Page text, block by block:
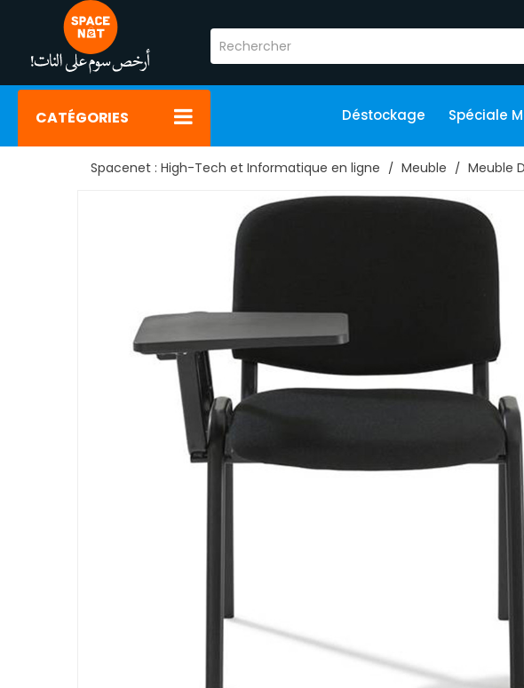
CATÉGORIES Déstockage Spéciale
Spacenet : High-Tech et Informatique en ligne Meuble Meuble